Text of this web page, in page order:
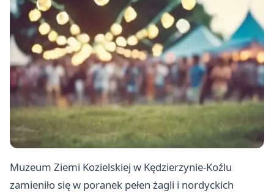
Muzeum Ziemi Kozielskiej w Kędzierzynie-Koźlu
zamieniło się w poranek pełen żagli i nordyckich